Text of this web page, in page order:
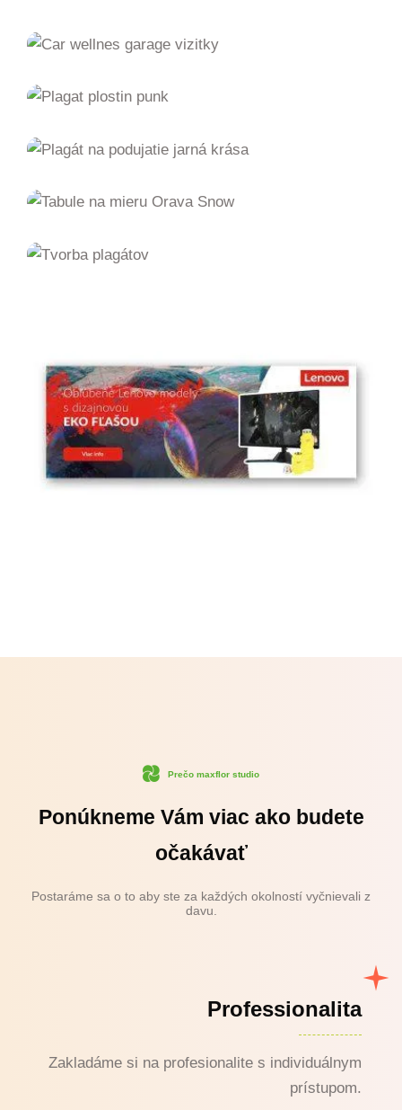
Prečo maxflor studio
Ponúkneme Vám viac ako budete
očakávať
Postaráme sa o to aby ste za každých okolností vyčnievali z
davu.
Professionalita
Zakladáme si na profesionalite s individuálnym
prístupom.